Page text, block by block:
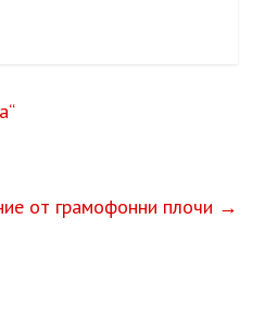
от грамофонни плочи →